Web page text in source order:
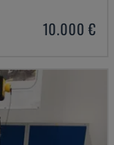
10.000 €